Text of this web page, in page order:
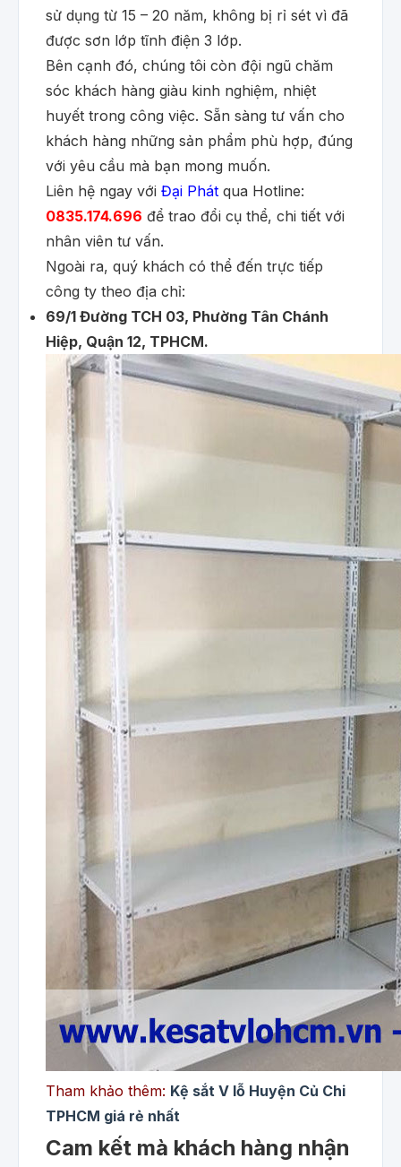
sử dụng từ 15 – 20 năm, không bị rỉ sét vì đã
được sơn lớp tĩnh điện 3 lớp.
Bên cạnh đó, chúng tôi còn đội ngũ chăm
sóc khách hàng giàu kinh nghiệm, nhiệt
huyết trong công việc. Sẵn sàng tư vấn cho
khách hàng những sản phẩm phù hợp, đúng
với yêu cầu mà bạn mong muốn.
Liên hệ ngay với Đại Phát qua Hotline:
0835.174.696 để trao đổi cụ thể, chi tiết với
nhân viên tư vấn.
Ngoài ra, quý khách có thể đến trực tiếp
công ty theo địa chỉ:
69/1 Đường TCH 03, Phường Tân Chánh
Hiệp, Quận 12, TPHCM.
Tham khảo thêm: Kệ sắt V lỗ Huyện Củ Chi
TPHCM giá rẻ nhất
Cam kết mà khách hàng nhận